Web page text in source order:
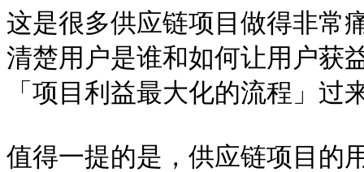
这是很多供应链项目做得非常
清楚用户是谁和如何让用户获
「项目利益最大化的流程」
值得一提的是，供应链项目的